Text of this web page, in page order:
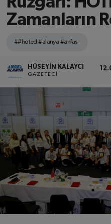
Zamanların
##hoted #alanya #anfaş
HÜSEYIN KALAYCI
GAZETECI